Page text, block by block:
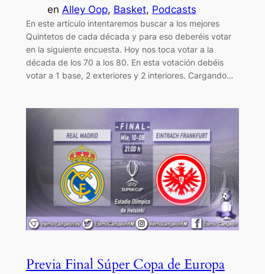
en Alley Oop, Basket, Podcasts
En este artículo intentaremos buscar a los mejores
Quintetos de cada década y para eso deberéis votar
en la siguiente encuesta. Hoy nos toca votar a la
década de los 70 a los 80. En esta votación debéis
votar a 1 base, 2 exteriores y 2 interiores. Cargando…
Previa Final Súper Copa de Europa